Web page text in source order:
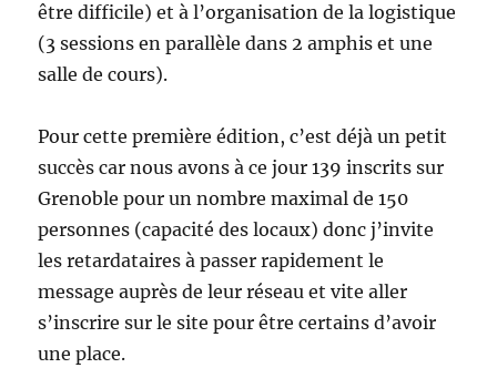
être difficile) et à l’organisation de la logistique
(3 sessions en parallèle dans 2 amphis et une
salle de cours).
Pour cette première édition, c’est déjà un petit
succès car nous avons à ce jour 139 inscrits sur
Grenoble pour un nombre maximal de 150
personnes (capacité des locaux) donc j’invite
les retardataires à passer rapidement le
message auprès de leur réseau et vite aller
s’inscrire sur le site pour être certains d’avoir
une place.